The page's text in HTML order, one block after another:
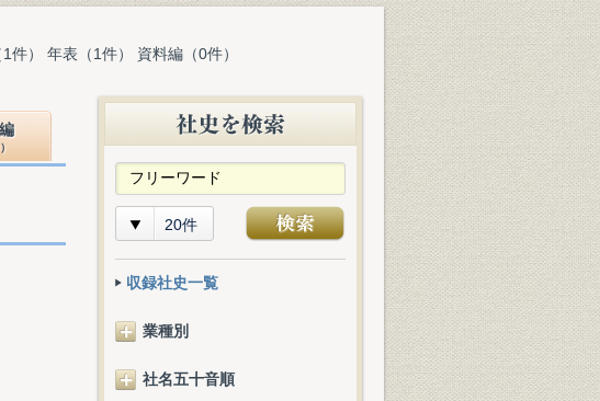
） 年表（1件） 資料編（0件）
20件
収録社史一覧
業種別
社名五十音順